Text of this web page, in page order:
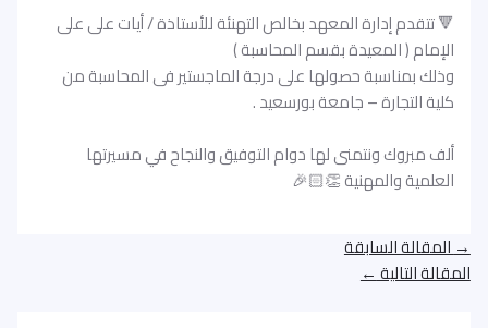
🔻 تتقدم إدارة المعهد بخالص التهنئة للأستاذة / أيات على على
الإمام ( المعيدة بقسم المحاسبة )
وذلك بمناسبة حصولها على درجة الماجستير فى المحاسبة من
كلية التجارة – جامعة بورسعيد .
ألف مبروك ونتمنى لها دوام التوفيق والنجاح في مسيرتها
العلمية والمهنية 👏🏻🎉
→المقالة السابقة
المقالة التالية←